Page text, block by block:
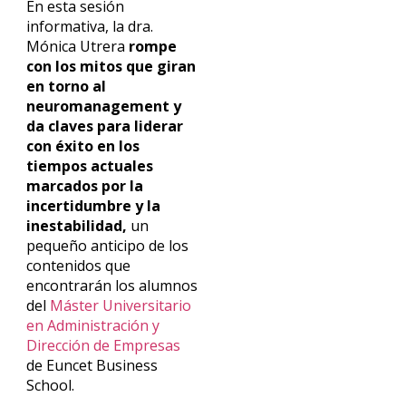
En esta sesión
informativa, la dra.
Mónica Utrera rompe
con los mitos que giran
en torno al
neuromanagement y
da claves para liderar
con éxito en los
tiempos actuales
marcados por la
incertidumbre y la
inestabilidad, un
pequeño anticipo de los
contenidos que
encontrarán los alumnos
del Máster Universitario
en Administración y
Dirección de Empresas
de Euncet Business
School.